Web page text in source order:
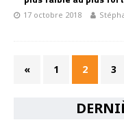
17 octobre 2018
« 1 2 3